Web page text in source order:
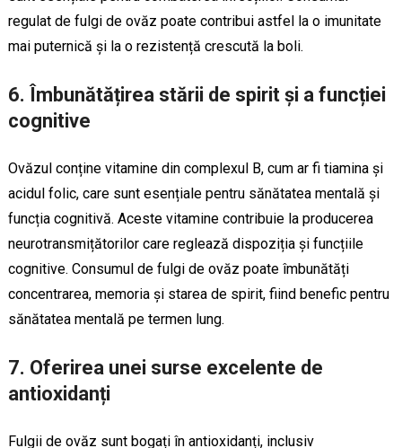
regulat de fulgi de ovăz poate contribui astfel la o imunitate
mai puternică și la o rezistență crescută la boli.
6. Îmbunătățirea stării de spirit și a funcției
cognitive
Ovăzul conține vitamine din complexul B, cum ar fi tiamina și
acidul folic, care sunt esențiale pentru sănătatea mentală și
funcția cognitivă. Aceste vitamine contribuie la producerea
neurotransmițătorilor care reglează dispoziția și funcțiile
cognitive. Consumul de fulgi de ovăz poate îmbunătăți
concentrarea, memoria și starea de spirit, fiind benefic pentru
sănătatea mentală pe termen lung.
7. Oferirea unei surse excelente de
antioxidanți
Fulgii de ovăz sunt bogați în antioxidanți, inclusiv